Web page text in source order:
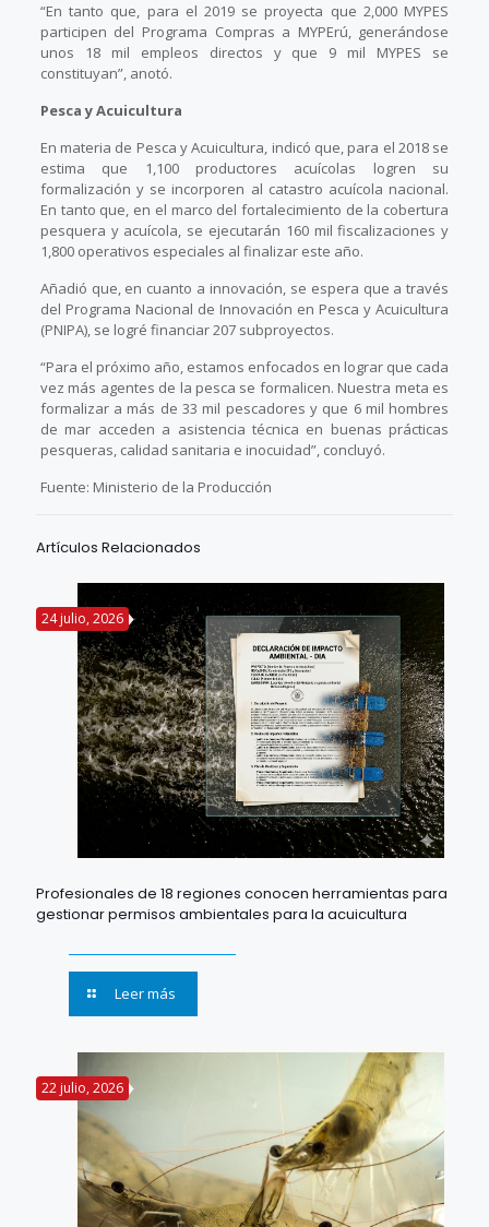
“En tanto que, para el 2019 se proyecta que 2,000 MYPES
participen del Programa Compras a MYPErú, generándose
unos 18 mil empleos directos y que 9 mil MYPES se
constituyan”, anotó.
Pesca y Acuicultura
En materia de Pesca y Acuicultura, indicó que, para el 2018 se
estima que 1,100 productores acuícolas logren su
formalización y se incorporen al catastro acuícola nacional.
En tanto que, en el marco del fortalecimiento de la cobertura
pesquera y acuícola, se ejecutarán 160 mil fiscalizaciones y
1,800 operativos especiales al finalizar este año.
Añadió que, en cuanto a innovación, se espera que a través
del Programa Nacional de Innovación en Pesca y Acuicultura
(PNIPA), se logré financiar 207 subproyectos.
“Para el próximo año, estamos enfocados en lograr que cada
vez más agentes de la pesca se formalicen. Nuestra meta es
formalizar a más de 33 mil pescadores y que 6 mil hombres
de mar acceden a asistencia técnica en buenas prácticas
pesqueras, calidad sanitaria e inocuidad”, concluyó.
Fuente: Ministerio de la Producción
Artículos Relacionados
24 julio, 2026
Profesionales de 18 regiones conocen herramientas para
gestionar permisos ambientales para la acuicultura
Leer más
22 julio, 2026